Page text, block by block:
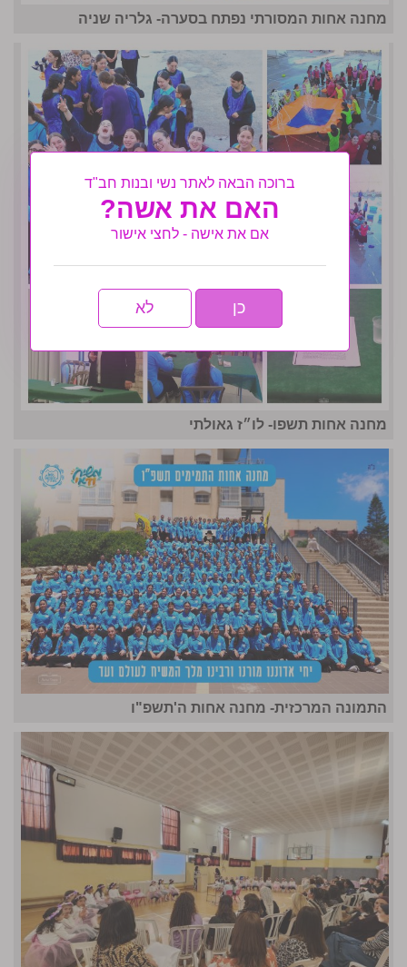
מחנה אחות המסורתי נפתח בסערה- גלריה שניה
מחנה אחות תשפו- לו״ז גאולתי
התמונה המרכזית- מחנה אחות ה'תשפ"ו
ברוכה הבאה לאתר נשי ובנות חב"ד
האם את אשה?
אם את אישה - לחצי אישור
כן לא